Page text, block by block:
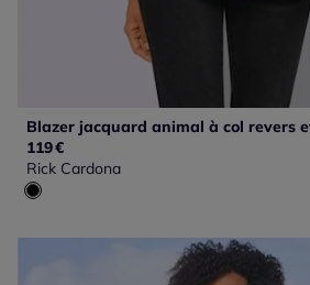
Blazer jacquard animal à col revers
119€
Rick Cardona